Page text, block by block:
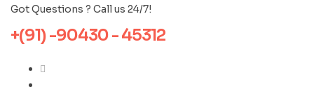
Got Questions ? Call us 24/7!
+(91) -90430 - 45312